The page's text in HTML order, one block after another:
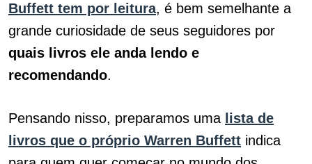
Buffett tem por leitura, é bem semelhante a
grande curiosidade de seus seguidores por
quais livros ele anda lendo e
recomendando.
Pensando nisso, preparamos uma lista de
livros que o próprio Warren Buffett indica